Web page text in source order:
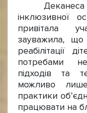
Деканеса
інклюзивної
привітала
зауважила, що
реабілітації
потребами
підходів та
можливо
практики
працювати на